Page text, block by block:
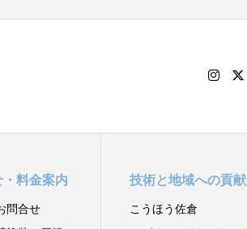
・料金案内
問合せ
技術と地域への貢献
こうほう佐倉